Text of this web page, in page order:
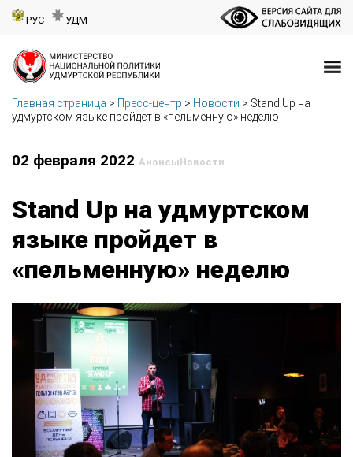
РУС УДМ
Главная страница > Пресс-центр > Новости > Stand Up на
удмуртском языке пройдет в «пельменную» неделю
02 февраля 2022 АнонсыНовости
Stand Up на удмуртском
языке пройдет в
«пельменную» неделю